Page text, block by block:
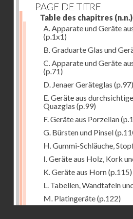
PAGE DE TITRE
Table des chapitres (n.n.)
A. Apparate und Geräte
(p.1x1)
B. Graduarte Glas und
C. Apparate und Geräte
(p.71)
D. Jenaer Geräteglas (p.97)
E. Geräte aus
Quazglas (p.99)
F. Geräte aus Porzellan
G. Bürsten und Pinsel
H. Gummi-Schläuche,
I. Geräte aus Holz, Kork
K. Geräte aus Horn(p.115)
L. Tabellen, Wandtafeln
M. Platingeräte(p.122)